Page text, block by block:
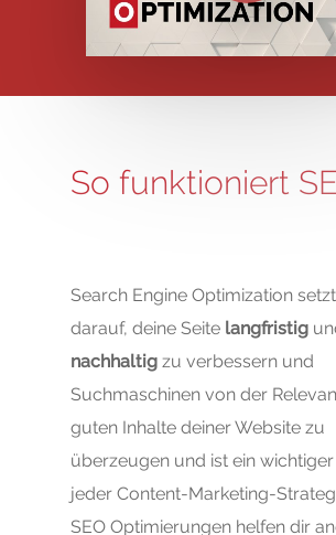
So funktioniert
Search Engine Optimization setzt
darauf, deine Seite langfristig
nachhaltigzu verbessern und
Suchmaschinen von der
guten Inhalte deiner Website zu
überzeugen und ist ein wichtiger
jeder Content-Marketing-
SEO Optimierungen helfen dir